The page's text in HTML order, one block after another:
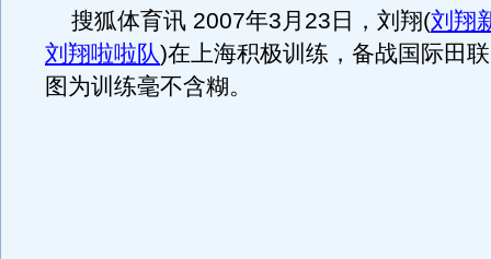
搜狐体育讯 2007年3月23日，刘翔(刘翔
刘翔啦啦队)在上海积极训练，备战国际田
图为训练毫不含糊。